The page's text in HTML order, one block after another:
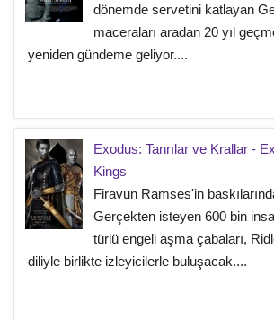
dönemde servetini katlayan
maceraları aradan 20 yıl
yeniden gündeme geliyor....
Exodus: Tanrılar ve Krallar -
Kings
Firavun Ramses'in
Gerçekten isteyen 600 bin
türlü engeli aşma çabaları,
diliyle birlikte izleyicilerle buluşacak....